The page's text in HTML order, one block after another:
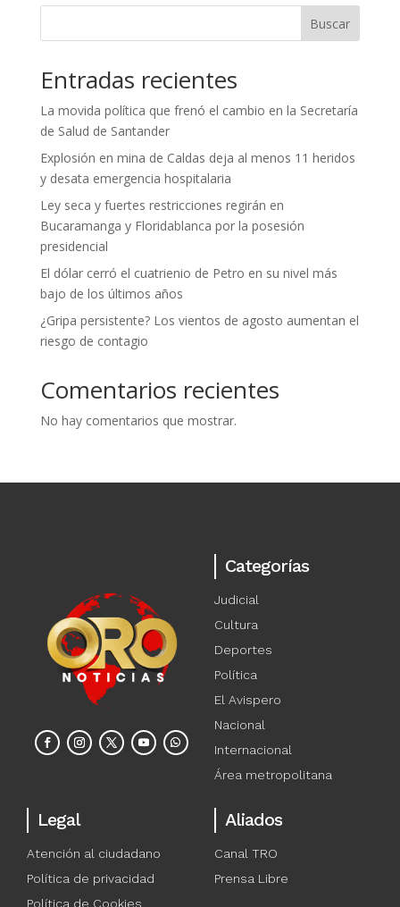
Buscar
Entradas recientes
La movida política que frenó el cambio en la Secretaría
de Salud de Santander
Explosión en mina de Caldas deja al menos 11 heridos
y desata emergencia hospitalaria
Ley seca y fuertes restricciones regirán en
Bucaramanga y Floridablanca por la posesión
presidencial
El dólar cerró el cuatrienio de Petro en su nivel más
bajo de los últimos años
¿Gripa persistente? Los vientos de agosto aumentan el
riesgo de contagio
Comentarios recientes
No hay comentarios que mostrar.
Categorías
Judicial
Cultura
Deportes
Política
El Avispero
Nacional
Internacional
Área metropolitana
Legal
Atención al ciudadano
Política de privacidad
Política de Cookies
Aliados
Canal TRO
Prensa Libre